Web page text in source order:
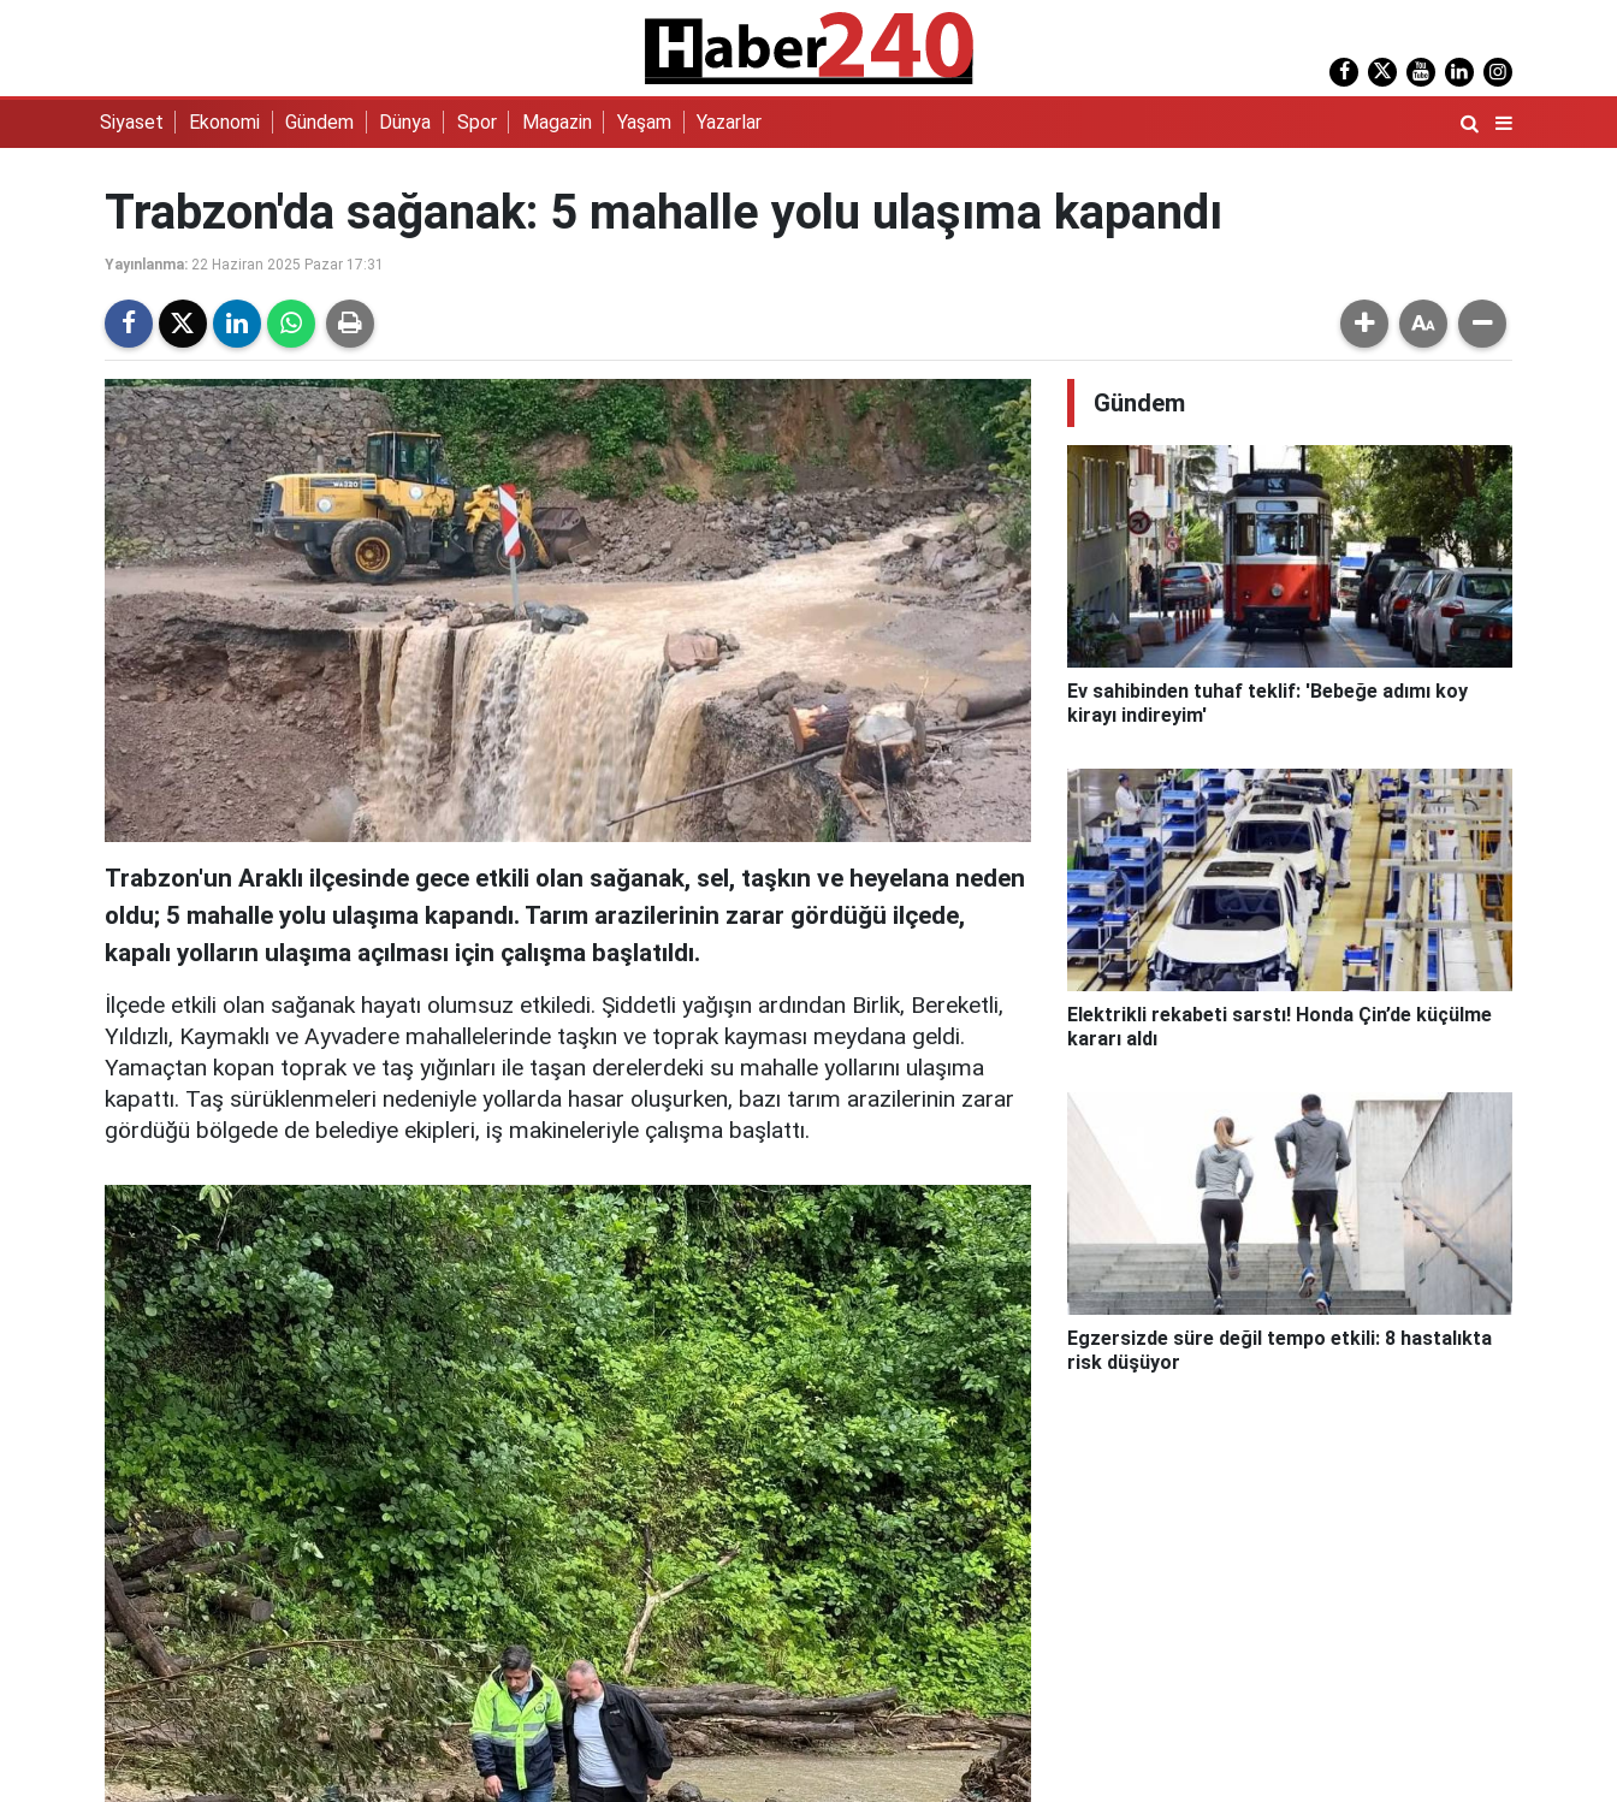
Siyaset Ekonomi Gündem Dünya Spor Magazin Yaşam Yazarlar
Trabzon'da sağanak: 5 mahalle yolu ulaşıma kapandı
Yayınlanma: 22 Haziran 2025 Pazar 17:31
Trabzon'un Araklı ilçesinde gece etkili olan sağanak, sel, taşkın ve heyelana neden
oldu; 5 mahalle yolu ulaşıma kapandı. Tarım arazilerinin zarar gördüğü ilçede,
kapalı yolların ulaşıma açılması için çalışma başlatıldı.
İlçede etkili olan sağanak hayatı olumsuz etkiledi. Şiddetli yağışın ardından Birlik, Bereketli,
Yıldızlı, Kaymaklı ve Ayvadere mahallelerinde taşkın ve toprak kayması meydana geldi.
Yamaçtan kopan toprak ve taş yığınları ile taşan derelerdeki su mahalle yollarını ulaşıma
kapattı. Taş sürüklenmeleri nedeniyle yollarda hasar oluşurken, bazı tarım arazilerinin zarar
gördüğü bölgede de belediye ekipleri, iş makineleriyle çalışma başlattı.
Gündem
Ev sahibinden tuhaf teklif: 'Bebeğe adımı koy
kirayı indireyim'
Elektrikli rekabeti sarstı! Honda Çin’de küçülme
kararı aldı
Egzersizde süre değil tempo etkili: 8 hastalıkta
risk düşüyor